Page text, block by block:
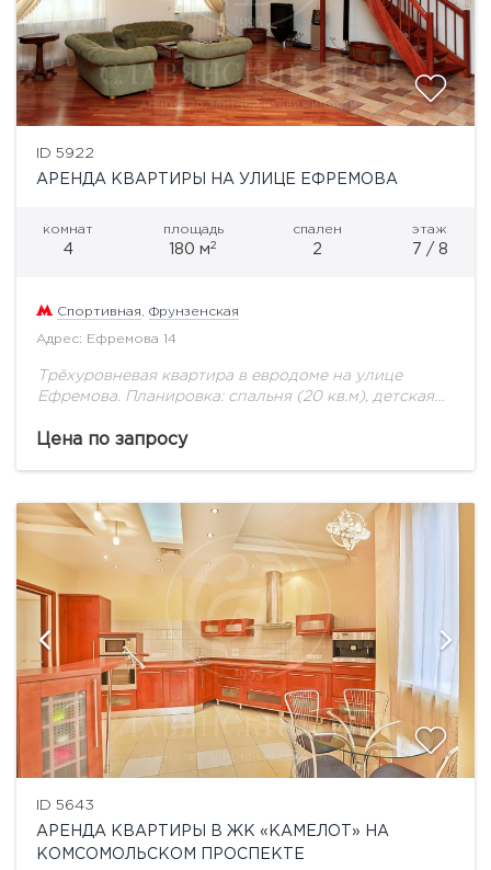
ID 5922
АРЕНДА КВАРТИРЫ НА УЛИЦЕ ЕФРЕМОВА
комнат
4
площадь
180 м2
спален
2
этаж
7 / 8
Спортивная Фрунзенская
Адрес: Ефремова 14
Трёхуровневая квартира в евродоме на улице
Ефремова. Планировка: спальня (20 кв.м), детская
студия (60 кв.м), 1.5 санузел (ванна + душевая
Цена по запросу
ID 5643
АРЕНДА КВАРТИРЫ В ЖК «КАМЕЛОТ» НА
КОМСОМОЛЬСКОМ ПРОСПЕКТЕ